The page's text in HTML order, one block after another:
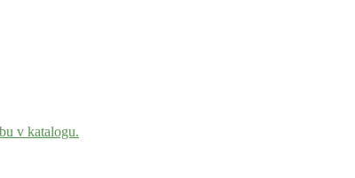
v katalogu.